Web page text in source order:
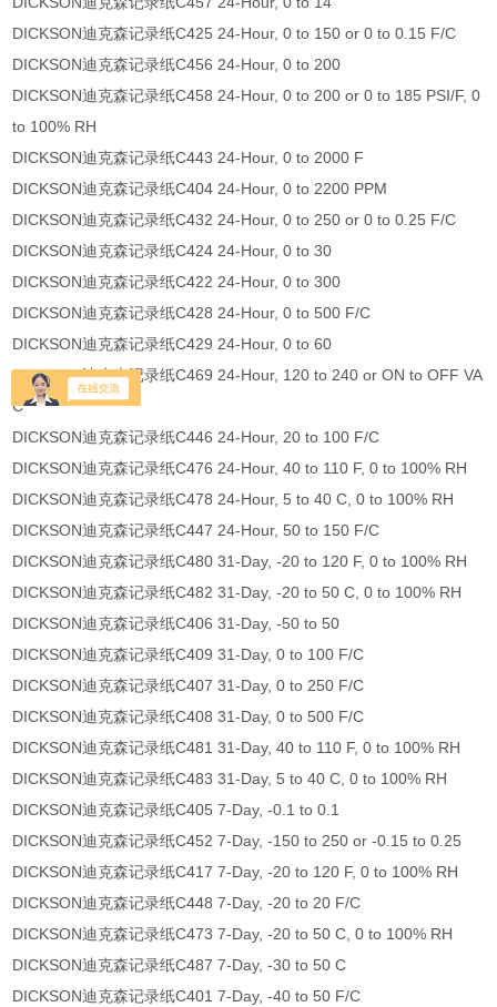
DICKSON迪克森记录纸C425 24-Hour, 0 to 150 or 0 to 0.15 F/C
DICKSON迪克森记录纸C456 24-Hour, 0 to 200
DICKSON迪克森记录纸C458 24-Hour, 0 to 200 or 0 to 185 PSI/F, 0
to 100% RH
DICKSON迪克森记录纸C443 24-Hour, 0 to 2000 F
DICKSON迪克森记录纸C404 24-Hour, 0 to 2200 PPM
DICKSON迪克森记录纸C432 24-Hour, 0 to 250 or 0 to 0.25 F/C
DICKSON迪克森记录纸C424 24-Hour, 0 to 30
DICKSON迪克森记录纸C422 24-Hour, 0 to 300
DICKSON迪克森记录纸C428 24-Hour, 0 to 500 F/C
DICKSON迪克森记录纸C429 24-Hour, 0 to 60
DICKSON迪克森记录纸C469 24-Hour, 120 to 240 or ON to OFF VA
C
DICKSON迪克森记录纸C446 24-Hour, 20 to 100 F/C
DICKSON迪克森记录纸C476 24-Hour, 40 to 110 F, 0 to 100% RH
DICKSON迪克森记录纸C478 24-Hour, 5 to 40 C, 0 to 100% RH
DICKSON迪克森记录纸C447 24-Hour, 50 to 150 F/C
DICKSON迪克森记录纸C480 31-Day, -20 to 120 F, 0 to 100% RH
DICKSON迪克森记录纸C482 31-Day, -20 to 50 C, 0 to 100% RH
DICKSON迪克森记录纸C406 31-Day, -50 to 50
DICKSON迪克森记录纸C409 31-Day, 0 to 100 F/C
DICKSON迪克森记录纸C407 31-Day, 0 to 250 F/C
DICKSON迪克森记录纸C408 31-Day, 0 to 500 F/C
DICKSON迪克森记录纸C481 31-Day, 40 to 110 F, 0 to 100% RH
DICKSON迪克森记录纸C483 31-Day, 5 to 40 C, 0 to 100% RH
DICKSON迪克森记录纸C405 7-Day, -0.1 to 0.1
DICKSON迪克森记录纸C452 7-Day, -150 to 250 or -0.15 to 0.25
DICKSON迪克森记录纸C417 7-Day, -20 to 120 F, 0 to 100% RH
DICKSON迪克森记录纸C448 7-Day, -20 to 20 F/C
DICKSON迪克森记录纸C473 7-Day, -20 to 50 C, 0 to 100% RH
DICKSON迪克森记录纸C487 7-Day, -30 to 50 C
DICKSON迪克森记录纸C401 7-Day, -40 to 50 F/C